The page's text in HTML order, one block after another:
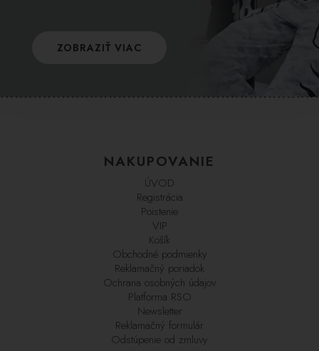
ZOBRAZIŤ VIAC
NAKUPOVANIE
ÚVOD
Registrácia
Poistenie
VIP
Košík
Obchodné podmienky
Reklamačný poriadok
Ochrana osobných údajov
Platforma RSO
Newsletter
Reklamačný formulár
Odstúpenie od zmluvy